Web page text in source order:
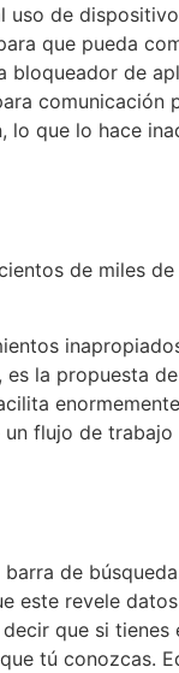
de
que pueda
de
que lo hace
de miles
la propuesta
flujo de
de
este revele
que si
tú conozcas.